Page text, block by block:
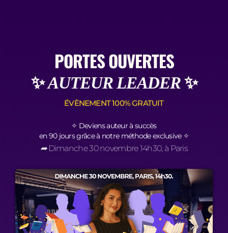
PORTES OUVERTES
✨AUTEUR LEADER✨
ÉVÈNEMENT 100% GRATUIT
✧ Deviens auteur à succès
en 90 jours grâce à notre méthode exclusive ✧
➦ Dimanche 30 novembre 14h30, à Paris